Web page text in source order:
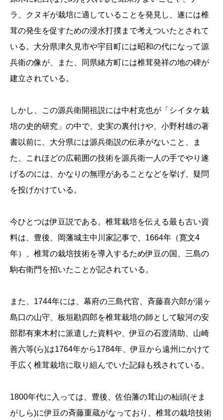
ラ、クヌギが栽培に適していることを発見し、遂には椎
茸の発生を促すための浸水打撲まで考えついたとされて
いる。大分県津久見市や宇目町には昭和の代になって源
兵衛の像が、また、同県緒方町には椎茸発祥の地の碑が
建立されている。
しかし、この源兵衛開祖説には中村克也が「シイタケ栽
培の史的研究」の中で、史実の裏付けや、小野村雄の著
書以前に、大分県には源兵衛説の伝承がないこと、ま
た、これほどの広範囲の技術を源兵衛一人の手でやり遂
げるのには、かなりの無理があることなどを挙げ、疑問
を投げかけている。
今ひとつは伊豆説である。椎茸栽培を伝える最も古い資
料は、豊後、岡藩城主中川家記事で、1664年（寛文4
年）、椎茸の栽培技術を導入するため伊豆の国、三島の
駒右衛門を招いたことが記されている。
また、1744年には、幕府の三島代官、斉藤喜六郎が湯ヶ
島口の山守、板垣勘四郎を椎茸栽培の師として駿河の安
部郡有東木村に派遣した資料や、伊豆の石渡清助、山崎
善六等(ら)は1764年から1784年、伊豆から遠州にかけて
手広く椎茸栽培に取り組んでいた記録も残されている。
1800年代に入っては、豊後、佐伯藩の茸山の杣頭(そま
がしら)に伊豆の斉藤重蔵がなっており、椎茸の栽培技術